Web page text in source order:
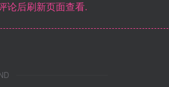
论后刷新页面查看.